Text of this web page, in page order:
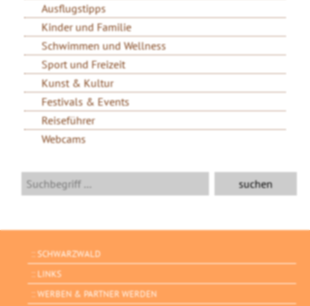
Ausflugstipps
Kinder und Familie
Schwimmen und Wellness
Sport und Freizeit
Kunst & Kultur
Festivals & Events
Reiseführer
Webcams
SCHWARZWALD
LINKS
WERBEN & PARTNER WERDEN